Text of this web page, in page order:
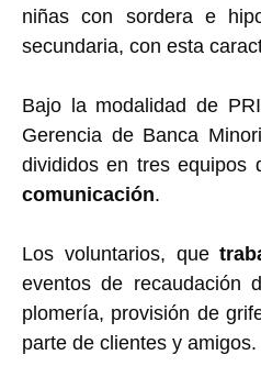
niñas con sordera e
secundaria, con esta
Bajo la modalidad de
Gerencia de Banca
divididos en tres equipos
comunicación.
Los voluntarios, que
eventos de recaudación
plomería, provisión de
parte de clientes y amigos.